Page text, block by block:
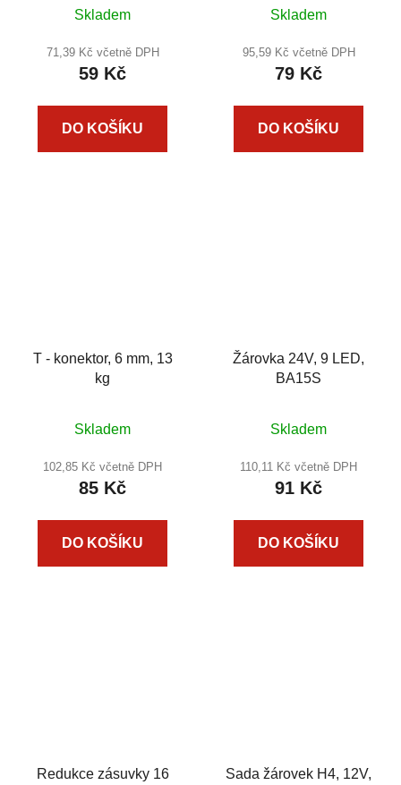
Skladem
71,39 Kč včetně DPH
59 Kč
DO KOŠÍKU
Skladem
95,59 Kč včetně DPH
79 Kč
DO KOŠÍKU
T - konektor, 6 mm, 13
kg
Skladem
102,85 Kč včetně DPH
85 Kč
DO KOŠÍKU
Žárovka 24V, 9 LED,
BA15S
Skladem
110,11 Kč včetně DPH
91 Kč
DO KOŠÍKU
Redukce zásuvky 16
Sada žárovek H4, 12V,